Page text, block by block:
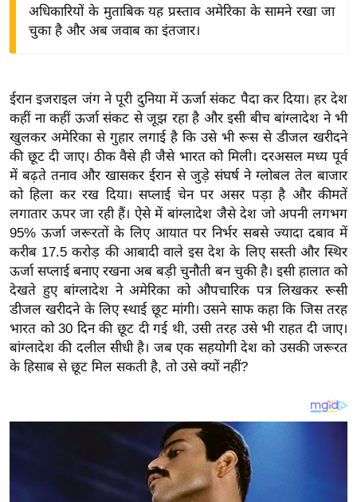
द्यो
त
वि
शे
ष
ज्ञ
रा
य
ब
ज
ट
खे
ल
क्रि
अधिकारियों के मुताबिक यह प्रस्ताव अमेरिका के सामने रखा जा
चुका है और अब जवाब का इंतजार।
ईरान इजराइल जंग ने पूरी दुनिया में ऊर्जा संकट पैदा कर दिया। हर देश
कहीं ना कहीं ऊर्जा संकट से जूझ रहा है और इसी बीच बांग्लादेश ने भी
खुलकर अमेरिका से गुहार लगाई है कि उसे भी रूस से डीजल खरीदने
की छूट दी जाए। ठीक वैसे ही जैसे भारत को मिली। दरअसल मध्य पूर्व
में बढ़ते तनाव और खासकर ईरान से जुड़े संघर्ष ने ग्लोबल तेल बाजार
को हिला कर रख दिया। सप्लाई चेन पर असर पड़ा है और कीमतें
लगातार ऊपर जा रही हैं। ऐसे में बांग्लादेश जैसे देश जो अपनी लगभग
95% ऊर्जा जरूरतों के लिए आयात पर निर्भर सबसे ज्यादा दबाव में
करीब 17.5 करोड़ की आबादी वाले इस देश के लिए सस्ती और स्थिर
ऊर्जा सप्लाई बनाए रखना अब बड़ी चुनौती बन चुकी है। इसी हालात को
देखते हुए बांग्लादेश ने अमेरिका को औपचारिक पत्र लिखकर रूसी
डीजल खरीदने के लिए स्थाई छूट मांगी। उसने साफ कहा कि जिस तरह
भारत को 30 दिन की छूट दी गई थी, उसी तरह उसे भी राहत दी जाए।
बांग्लादेश की दलील सीधी है। जब एक सहयोगी देश को उसकी जरूरत
के हिसाब से छूट मिल सकती है, तो उसे क्यों नहीं?